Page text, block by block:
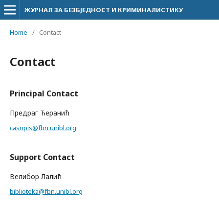
ЖУРНАЛ ЗА БЕЗБЈЕДНОСТ И КРИМИНАЛИСТИКУ
Home / Contact
Contact
Principal Contact
Предраг Ћеранић
casopis@fbn.unibl.org
Support Contact
Велибор Лалић
biblioteka@fbn.unibl.org